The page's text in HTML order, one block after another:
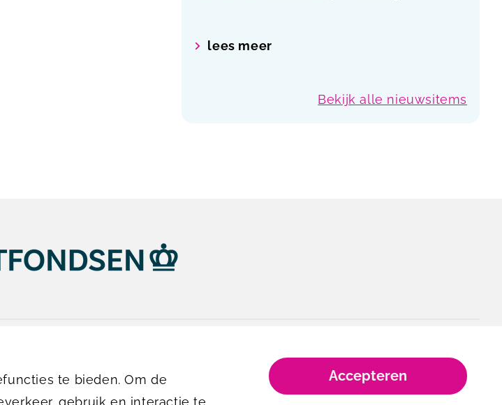
lees meer
Bekijk alle nieuwsitems
te bieden. Om de
gebruik en interactie te
Accepteren